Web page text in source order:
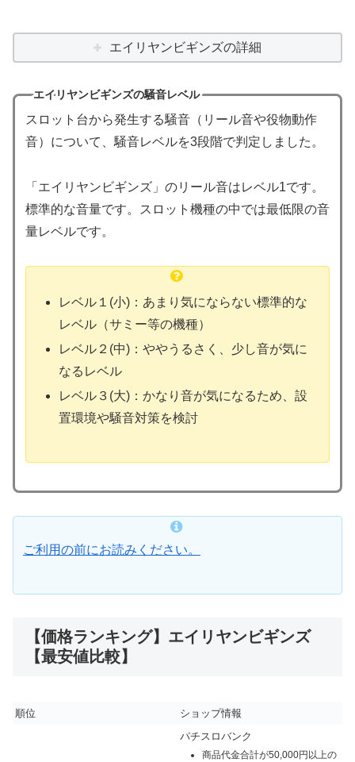
エイリヤンビギンズの詳細
エイリヤンビギンズの騒音レベル
スロット台から発生する騒音（リール音や役物動作
音）について、騒音レベルを3段階で判定しました。
「エイリヤンビギンズ」のリール音はレベル1です。
標準的な音量です。スロット機種の中では最低限の音
量レベルです。
レベル１(小)：あまり気にならない標準的な
レベル（サミー等の機種）
レベル２(中)：ややうるさく、少し音が気に
なるレベル
レベル３(大)：かなり音が気になるため、設
置環境や騒音対策を検討
ご利用の前にお読みください。
【価格ランキング】エイリヤンビギンズ
【最安値比較】
順位 ショップ情報
パチスロバンク
商品代金合計が50,000円以上の